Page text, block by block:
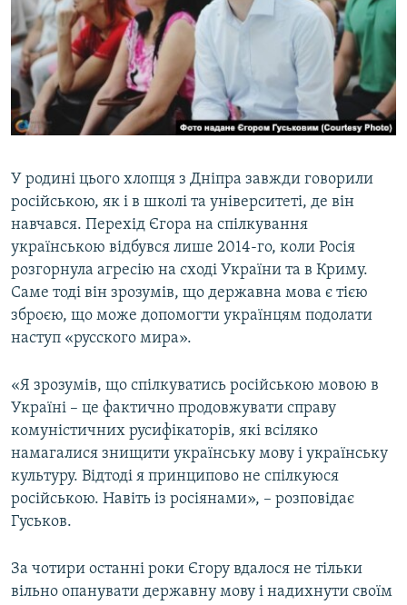
У родині цього хлопця з Дніпра завжди говорили
російською, як і в школі та університеті, де він
навчався. Перехід Єгора на спілкування
українською відбувся лише 2014-го, коли Росія
розгорнула агресію на сході України та в Криму.
Саме тоді він зрозумів, що державна мова є тією
зброєю, що може допомогти українцям подолати
наступ «русского мира».
«Я зрозумів, що спілкуватись російською мовою в
Україні – це фактично продовжувати справу
комуністичних русифікаторів, які всіляко
намагалися знищити українську мову і українську
культуру. Відтоді я принципово не спілкуюся
російською. Навіть із росіянами», – розповідає
Гуськов.
За чотири останні роки Єгору вдалося не тільки
вільно опанувати державну мову і надихнути своїм